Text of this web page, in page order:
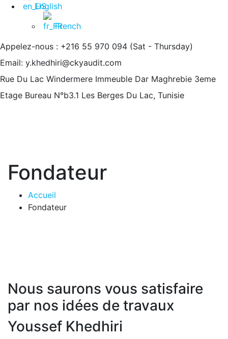
English
French
Appelez-nous : +216 55 970 094 (Sat - Thursday)
Email: y.khedhiri@ckyaudit.com
Rue Du Lac Windermere Immeuble Dar Maghrebie 3eme
Etage Bureau N°b3.1 Les Berges Du Lac, Tunisie
Fondateur
Accueil
Fondateur
Nous saurons vous satisfaire
par nos idées de travaux
Youssef Khedhiri